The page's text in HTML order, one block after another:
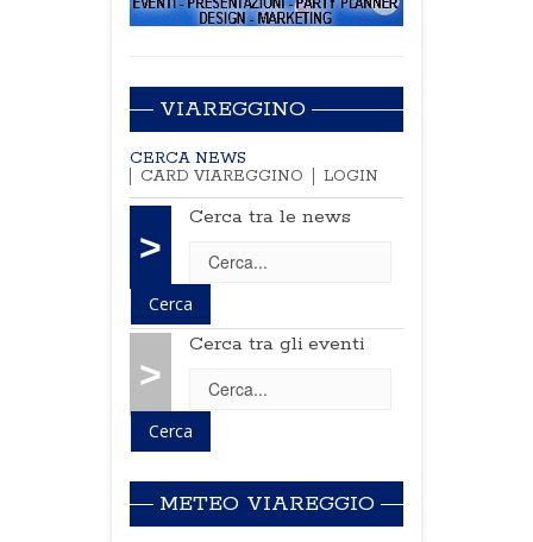
VIAREGGINO
CERCA NEWS
CARD VIAREGGINO
LOGIN
>
Cerca tra le news
>
Cerca tra gli eventi
METEO VIAREGGIO